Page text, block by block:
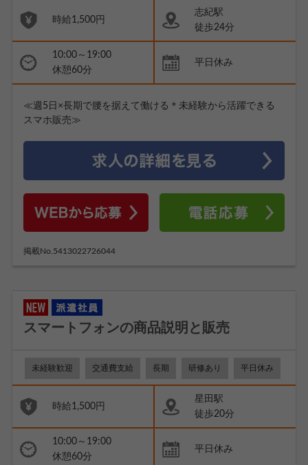
時給1,500円
志紀駅
徒歩24分
10:00～19:00
休憩60分
平日休み
≪週5日×長期で腰を据えて働ける＊未経験から活躍できる
スマホ販売≫
掲載No.5413022726044
スマートフォンの商品説明と販売
未経験歓迎 交通費支給 長期 研修あり 平日休み
時給1,500円
星田駅
徒歩20分
10:00～19:00
休憩60分
平日休み